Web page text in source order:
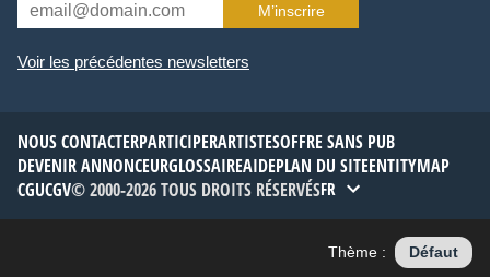
M’inscrire
Voir les précédentes newsletters
NOUS CONTACTERPARTICIPERARTISTESOFFRE SANS PUB
DEVENIR ANNONCEURGLOSSAIREAIDEPLAN DU SITEENTITYMAP
CGUCGV© 2000-2026 TOUS DROITS RÉSERVÉSFR
Thème : Défaut